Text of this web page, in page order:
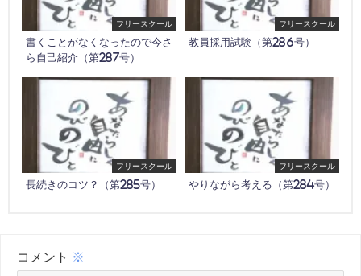
フリースクール
書くことがなくなったので今さ
ら自己紹介（第287号）
フリースクール
教員採用試験（第286号）
フリースクール
長続きのコツ？（第285号）
フリースクール
やりながら考える（第284号）
コメント ※